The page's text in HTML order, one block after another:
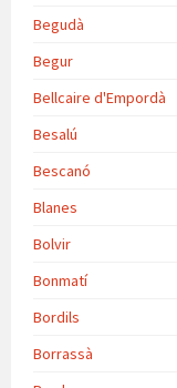
Begudà
Begur
Bellcaire d'Empordà
Besalú
Bescanó
Blanes
Bolvir
Bonmatí
Bordils
Borrassà